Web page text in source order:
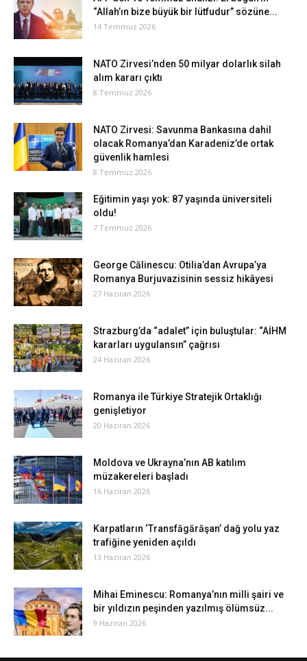
“Allah’ın bize büyük bir lütfudur” sözüne...
14 Temmuz 2026
NATO Zirvesi’nden 50 milyar dolarlık silah
alım kararı çıktı
8 Temmuz 2026
NATO Zirvesi: Savunma Bankasına dahil
olacak Romanya’dan Karadeniz’de ortak
güvenlik hamlesi
8 Temmuz 2026
Eğitimin yaşı yok: 87 yaşında üniversiteli
oldu!
7 Temmuz 2026
George Călinescu: Otilia’dan Avrupa’ya
Romanya Burjuvazisinin sessiz hikâyesi
27 Haziran 2026
Strazburg’da “adalet” için buluştular: “AİHM
kararları uygulansın” çağrısı
24 Haziran 2026
Romanya ile Türkiye Stratejik Ortaklığı
genişletiyor
20 Haziran 2026
Moldova ve Ukrayna’nın AB katılım
müzakereleri başladı
16 Haziran 2026
Karpatların ‘Transfăgărăşan’ dağ yolu yaz
trafiğine yeniden açıldı
13 Haziran 2026
Mihai Eminescu: Romanya’nın milli şairi ve
bir yıldızın peşinden yazılmış ölümsüz...
9 Haziran 2026